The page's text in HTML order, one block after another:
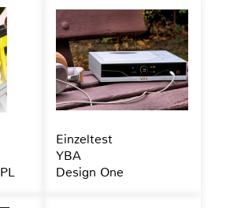
Einzeltest
YBA
Design One